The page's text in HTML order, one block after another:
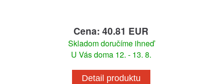
Cena: 40.81 EUR
Skladom doručíme ihneď
U Vás doma 12. - 13. 8.
Detail produktu